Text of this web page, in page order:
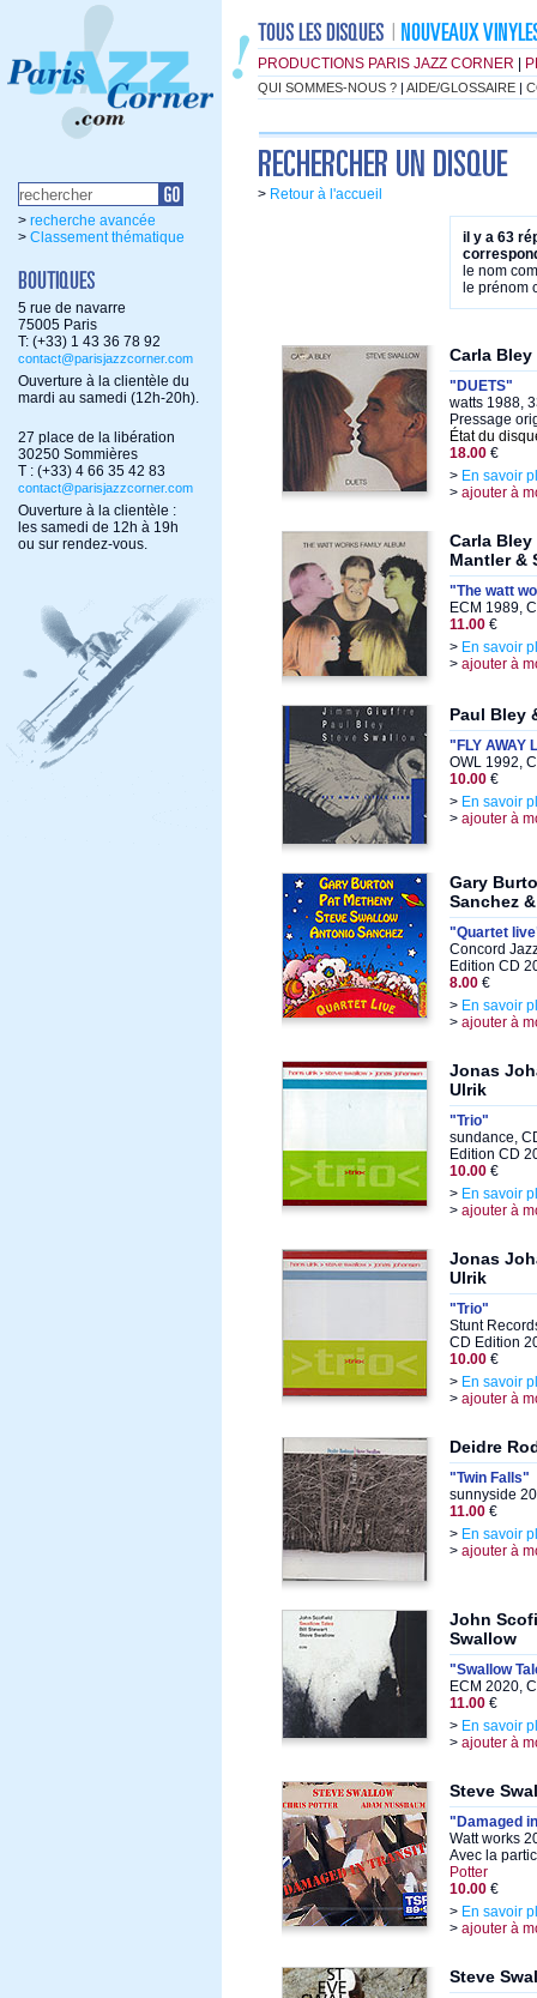
PRODUCTIONS PARIS JAZZ CORNER
QUI SOMMES-NOUS ? | AIDE/GLOSSAIRE |
> recherche avancée
> Classement thématique
5 rue de navarre
75005 Paris
T: (+33) 1 43 36 78 92
contact@parisjazzcorner.com
Ouverture à la clientèle du
mardi au samedi (12h-20h).
27 place de la libération
30250 Sommières
T : (+33) 4 66 35 42 83
contact@parisjazzcorner.com
Ouverture à la clientèle :
les samedi de 12h à 19h
ou sur rendez-vous.
> Retour à l'accueil
il y a 63
le nom
le prénom
Carla
"DUETS"
watts 1988,
Pressage
État du
18.00 €
> En savoir
> ajouter à
Carla
Mantler &
"The watt
ECM 1989,
11.00 €
> En savoir
> ajouter à
Paul Bley
"FLY AWAY
OWL 1992,
10.00 €
> En savoir
> ajouter à
Gary
Sanchez
"Quartet
Concord
Edition CD
8.00 €
> En savoir
> ajouter à
Jonas
Ulrik
"Trio"
sundance,
Edition CD
10.00 €
> En savoir
> ajouter à
Jonas
Ulrik
"Trio"
Stunt
CD Edition
10.00 €
> En savoir
> ajouter à
Deidre
"Twin Falls"
sunnyside
11.00 €
> En savoir
> ajouter à
John
Swallow
"Swallow
ECM 2020,
11.00 €
> En savoir
> ajouter à
Steve
"Damaged
Watt works
Avec la
Potter
10.00 €
> En savoir
> ajouter à
Steve